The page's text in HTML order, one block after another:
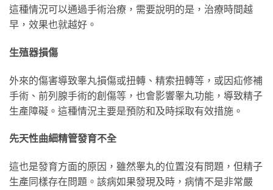
這種情況可以通過手術治療，需要說明的是，治療時間越
早，效果也就越好。
生殖器損傷
外來的傷害導致睾丸損傷或扭轉、精索扭轉等，或因疝修補
手術、前列腺手術的創傷等，也會影響睾丸功能，導致精子
生產障礙。這種情況主要是預防和及時採取有效措施。
先天性曲細精管發育不全
這也是發育方面的原因，雖然睾丸的位置沒有問題，但精子
生產同樣存在問題。該病如果發現及時，病情不是非常嚴